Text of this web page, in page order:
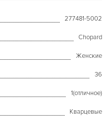
277481-5002
Chopard
Женские
36
1(отличное)
Кварцевые